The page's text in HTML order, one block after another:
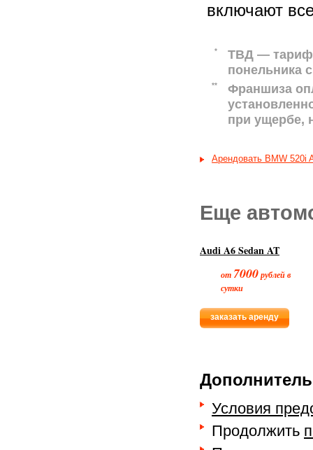
включают
*
ТВД — тариф
понельника
**
Франшиза
при ущербе,
Арендовать BMW 520i
Еще
Audi A6 Sedan AT
от 7000рублей в
сутки
заказать аренду
Условия
Продолжить